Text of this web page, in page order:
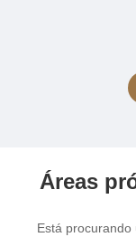
Áreas
Está